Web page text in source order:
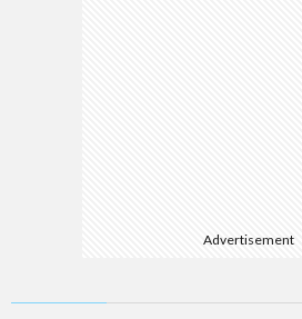
Advertisement